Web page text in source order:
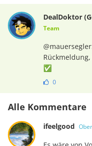
DealDoktor
Team
✅
0
Alle Kommentare
ifeelgood